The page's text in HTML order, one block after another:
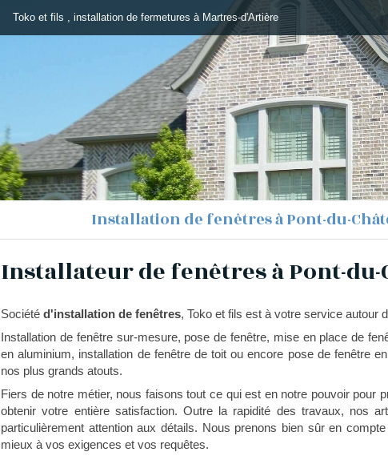
Toko et fils , installation de fermetures à Martres-d'Artière
Installation de fenêtres à Pont-du-
Installateur de fenêtres à Pont-du-
Société d'installation de fenêtres, Toko et fils est à votre service autour
Installation de fenêtre sur-mesure, pose de fenêtre, mise en place de
en aluminium, installation de fenêtre de toit ou encore pose de fenêtre
nos plus grands atouts.
Fiers de notre métier, nous faisons tout ce qui est en notre pouvoir pour
obtenir votre entière satisfaction. Outre la rapidité des travaux, nos
particulièrement attention aux détails. Nous prenons bien sûr en
mieux à vos exigences et vos requêtes.